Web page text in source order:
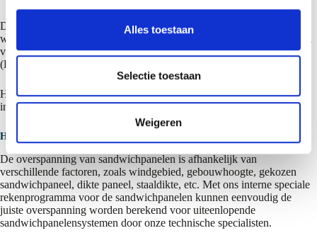
s
e
c
t
e
Alles toestaan
Selectie toestaan
Weigeren
Daarnaast is SAB-Static beschikbaar in meerdere talen en normen,
waaronder Duits (DIN EN 1993-1-3), Nederlands (NEN-EN 1990 en
voor België de NBN EN 1990), Frans (Zwitserse SIA 263), Engels
(BS 5950 Part 6: 1995) en Italiaans.
Hierdoor zijn berekeningen met SAB-Static toepasbaar in diverse
internationale projecten.
Hoe berekenen je de juiste overspanning voor sandwichpanelen?
De overspanning van sandwichpanelen is afhankelijk van
verschillende factoren, zoals windgebied, gebouwhoogte, gekozen
sandwichpaneel, dikte paneel, staaldikte, etc. Met ons interne speciale
rekenprogramma voor de sandwichpanelen kunnen eenvoudig de
juiste overspanning worden berekend voor uiteenlopende
sandwichpanelensystemen door onze technische specialisten.